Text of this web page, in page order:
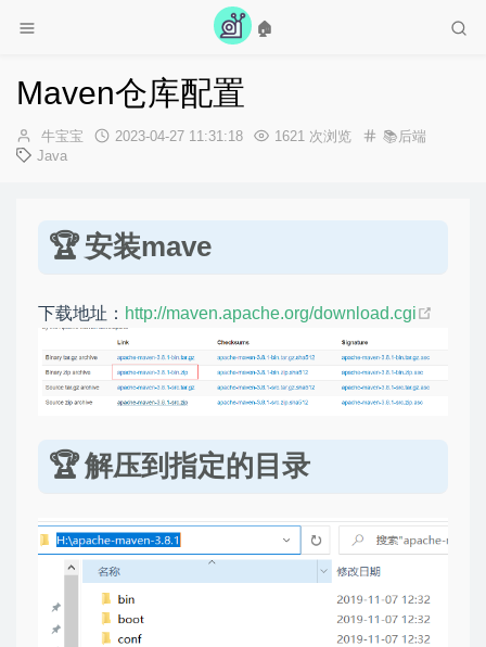
🏠
Maven仓库配置
作
者：
牛宝宝
发
2023-04-27 11:31:18 1621 次浏览
📚后端
Java
安装mave
下载地址： http://maven.apache.org/download.cgi
解压到指定的目录